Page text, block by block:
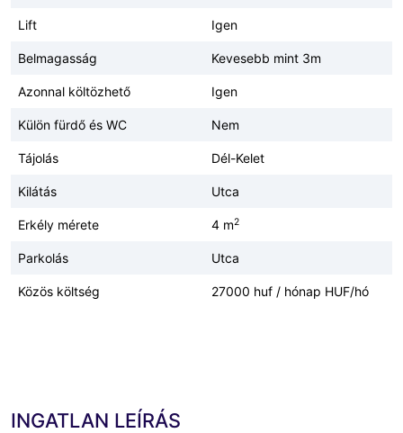
Lift Igen
Belmagasság Kevesebb mint 3m
Azonnal költözhető Igen
Külön fürdő és WC Nem
Tájolás Dél-Kelet
Kilátás Utca
Erkély mérete 4 m2
Parkolás Utca
Közös költség 27000 huf / hónap HUF/hó
INGATLAN LEÍRÁS